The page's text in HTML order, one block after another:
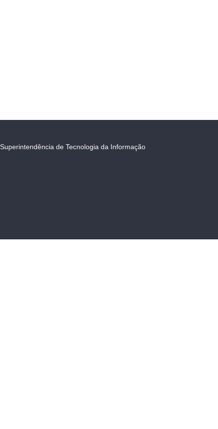
Superintendência de Tecnologia da Informação